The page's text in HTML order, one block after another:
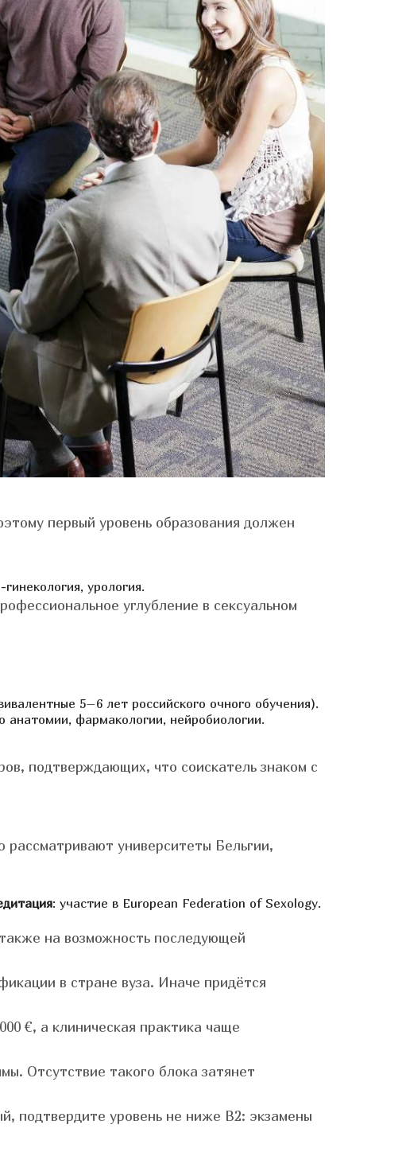
первый уровень образования должен
урология.
углубление в сексуальном
5–6 лет российского очного обучения).
анатомии, фармакологии, нейробиологии.
подтверждающих, что соискатель знаком с
университеты Бельгии,
: участие в European Federation of Sexology.
на возможность последующей
в стране вуза. Иначе придётся
€, а клиническая практика чаще
Отсутствие такого блока затянет
подтвердите уровень не ниже B2: экзамены